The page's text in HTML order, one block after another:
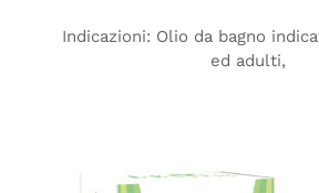
Indicazioni: Olio da bagno
ed adulti,